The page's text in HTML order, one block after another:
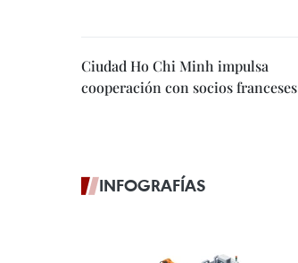
Ciudad Ho Chi Minh impulsa
cooperación con socios franceses
INFOGRAFÍAS